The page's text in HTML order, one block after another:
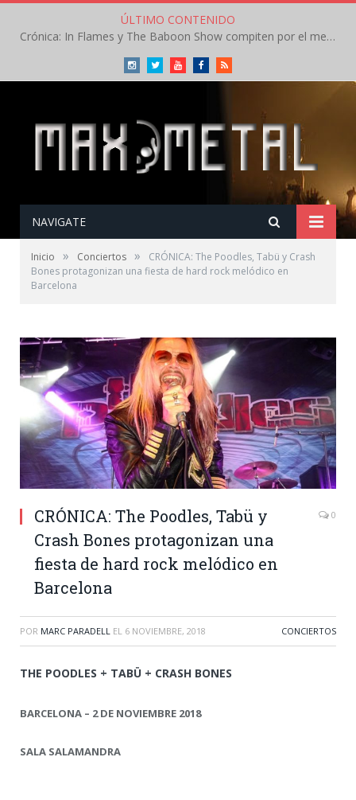
ÚLTIMO CONTENIDO
Crónica: In Flames y The Baboon Show compiten por el mejor concierto del día en el Leyendas del Rock – Viernes – Agosto 2026
InstagramTwitterYoutubeFacebookRSS
NAVIGATE
Inicio » Conciertos »
CRÓNICA: The Poodles, Tabü y Crash
Bones protagonizan una fiesta de hard rock melódico en
Barcelona
CRÓNICA: The Poodles, Tabü y
Crash Bones protagonizan una
fiesta de hard rock melódico en
Barcelona
0
POR MARC PARADELL EL 6 NOVIEMBRE, 2018 CONCIERTOS
THE POODLES + TABÜ + CRASH BONES
BARCELONA – 2 DE NOVIEMBRE 2018
SALA SALAMANDRA